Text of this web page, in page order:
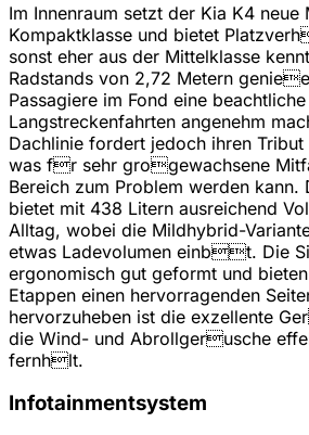
Im Innenraum setzt der Kia K4
Kompaktklasse und bietet
sonst eher aus der Mittelklasse
Radstands von 2,72 Metern
Passagiere im Fond eine
Langstreckenfahrten angenehm
Dachlinie fordert jedoch ihren
was fr sehr grogewachsene
Bereich zum Problem werden kann.
bietet mit 438 Litern ausreichend
Alltag, wobei die Mildhybrid-
etwas Ladevolumen einbt. Die
ergonomisch gut geformt und
Etappen einen hervorragenden
hervorzuheben ist die exzellente
die Wind- und Abrollgerusche
fernhlt.
Infotainmentsystem